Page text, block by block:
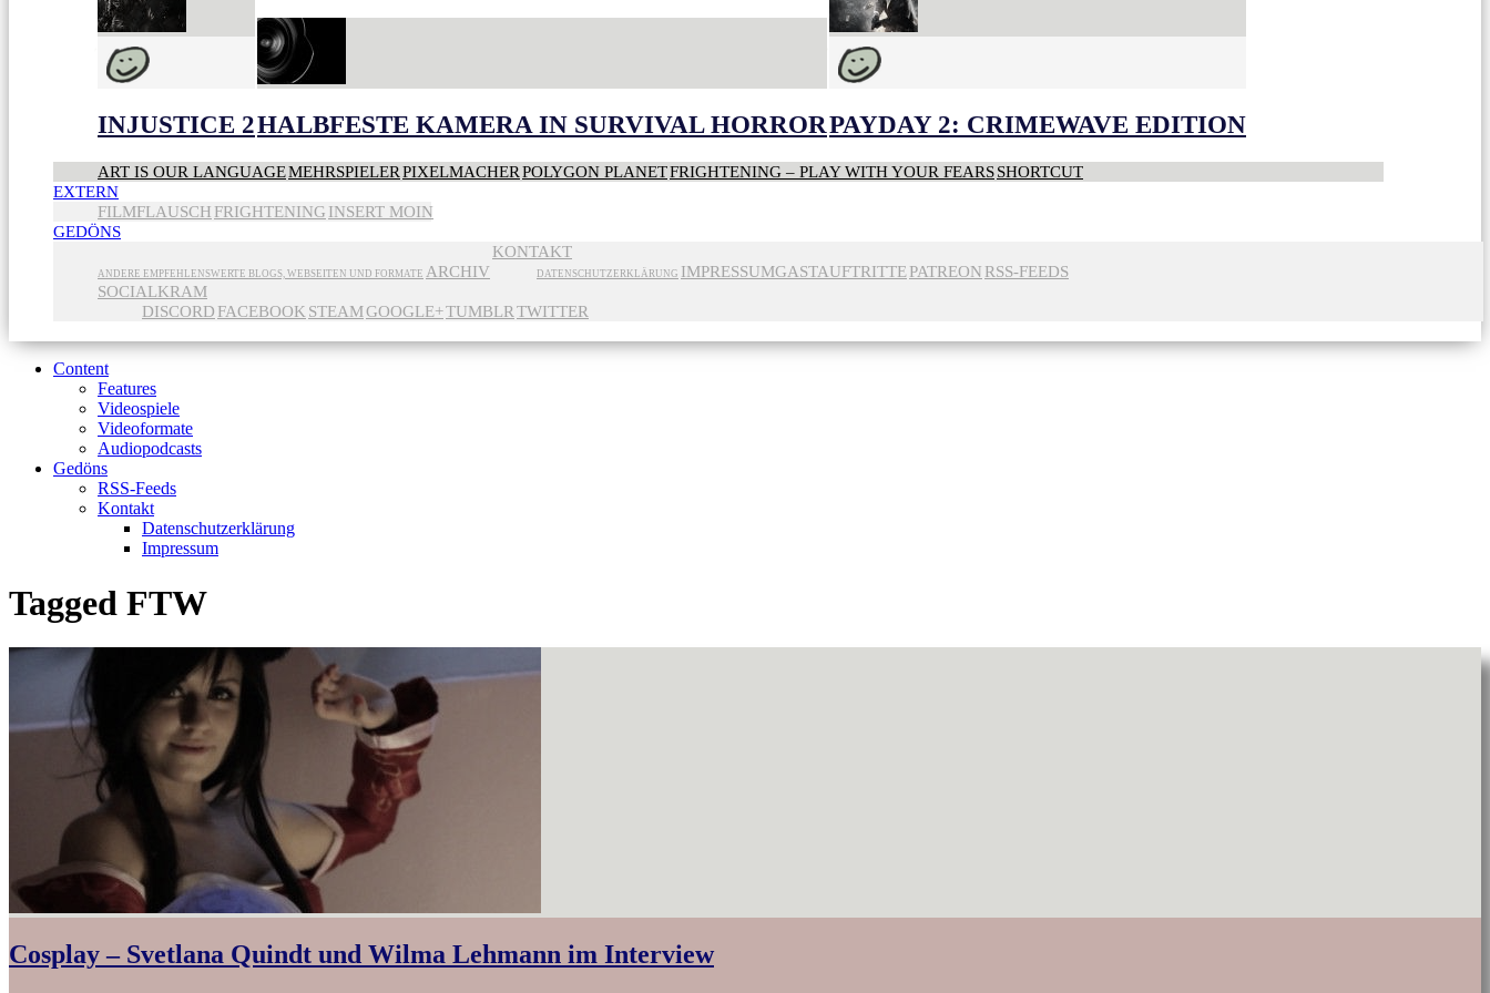
INJUSTICE 2HALBFESTE KAMERA IN SURVIVAL HORRORPAYDAY 2: CRIMEWAVE EDITION
ART IS OUR LANGUAGEMEHRSPIELERPIXELMACHERPOLYGON PLANETFRIGHTENING – PLAY WITH YOUR FEARSSHORTCUT
EXTERN
FILMFLAUSCH FRIGHTENING INSERT MOIN
GEDÖNS
ANDERE EMPFEHLENSWERTE BLOGS, WEBSEITEN UND FORMATE ARCHIV
KONTAKT
DATENSCHUTZERKLÄRUNG IMPRESSUMGASTAUFTRITTEPATREON RSS-FEEDS
SOCIALKRAM
DISCORD FACEBOOK STEAMGOOGLE+TUMBLRTWITTER
Content
Features
Videospiele
Videoformate
Audiopodcasts
Gedöns
RSS-Feeds
Kontakt
Datenschutzerklärung
Impressum
Tagged FTW
Cosplay – Svetlana Quindt und Wilma Lehmann im Interview